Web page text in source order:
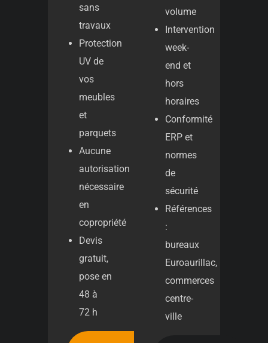
sans
travaux
Protection
UV de
vos
meubles
et
parquets
Aucune
autorisation
nécessaire
en
copropriété
Devis
gratuit,
pose en
48 à
72 h
volume
Intervention
week-
end et
hors
horaires
Conformité
ERP et
normes
de
sécurité
Références
:
bureaux
Euroaurillac,
commerces
centre-
ville